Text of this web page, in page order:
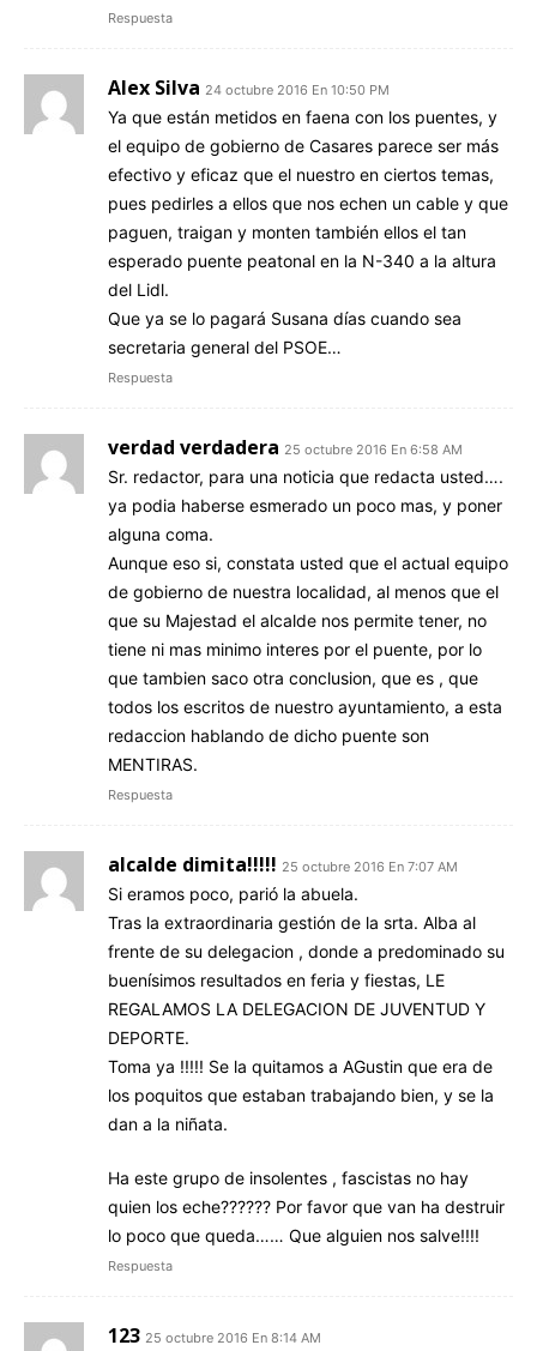
Respuesta
Alex Silva 24 octubre 2016 En 10:50 PM
Ya que están metidos en faena con los puentes, y
el equipo de gobierno de Casares parece ser más
efectivo y eficaz que el nuestro en ciertos temas,
pues pedirles a ellos que nos echen un cable y que
paguen, traigan y monten también ellos el tan
esperado puente peatonal en la N-340 a la altura
del Lidl.
Que ya se lo pagará Susana días cuando sea
secretaria general del PSOE…
Respuesta
verdad verdadera 25 octubre 2016 En 6:58 AM
Sr. redactor, para una noticia que redacta usted….
ya podia haberse esmerado un poco mas, y poner
alguna coma.
Aunque eso si, constata usted que el actual equipo
de gobierno de nuestra localidad, al menos que el
que su Majestad el alcalde nos permite tener, no
tiene ni mas minimo interes por el puente, por lo
que tambien saco otra conclusion, que es , que
todos los escritos de nuestro ayuntamiento, a esta
redaccion hablando de dicho puente son
MENTIRAS.
Respuesta
alcalde dimita!!!!! 25 octubre 2016 En 7:07 AM
Si eramos poco, parió la abuela.
Tras la extraordinaria gestión de la srta. Alba al
frente de su delegacion , donde a predominado su
buenísimos resultados en feria y fiestas, LE
REGALAMOS LA DELEGACION DE JUVENTUD Y
DEPORTE.
Toma ya !!!!! Se la quitamos a AGustin que era de
los poquitos que estaban trabajando bien, y se la
dan a la niñata.
Ha este grupo de insolentes , fascistas no hay
quien los eche?????? Por favor que van ha destruir
lo poco que queda…… Que alguien nos salve!!!!
Respuesta
123 25 octubre 2016 En 8:14 AM